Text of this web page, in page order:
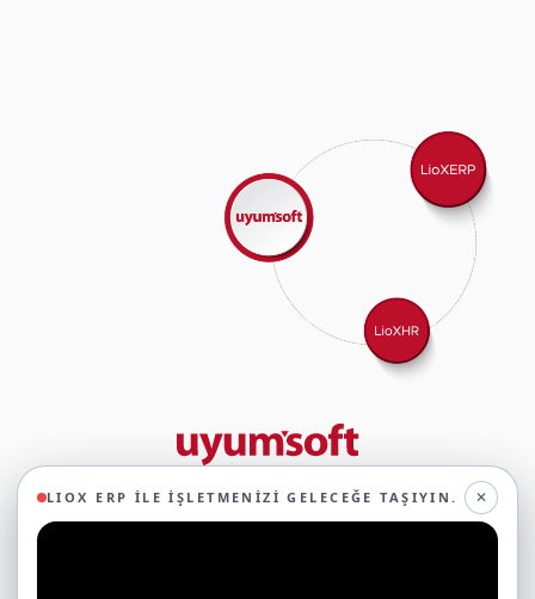
29 yıllık deneyimimizle birlikte, 350'den fazla iş ortağıyla iş birliği
yaparak, 45'ten fazla sektörde faaliyet gösteriyor ve
oluşturduğumuz ekosistemin gücüyle geleceğe sağlam adımlarla
LIOX ERP ILE İŞLETMENIZI GELECEĞE TAŞIYIN. ✕